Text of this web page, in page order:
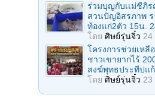
ร่วมบุญกับเเม่ชีภิ
สวนปัญอิสรภาพ
ท้องแก่2ตัว 15น.
โดย ศิษย์รุ่นจิ๋ว 24
โครงการช่วยเหลื
ชาวเขายากไร้
สงฆ์พุทธประทีปแ
โดย ศิษย์รุ่นจิ๋ว 23